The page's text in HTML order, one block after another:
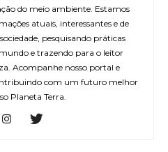
do meio ambiente. Estamos
atuais, interessantes e de
pesquisando práticas
e trazendo para o leitor
Acompanhe nosso portal e
com um futuro melhor
Planeta Terra.